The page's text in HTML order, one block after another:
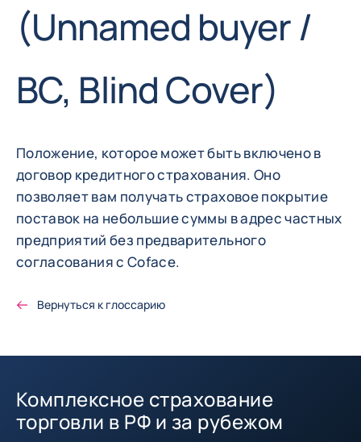
(Unnamed buyer /
BC, Blind Cover)
Положение, которое может быть включено в
договор кредитного страхования. Оно
позволяет вам получать страховое покрытие
поставок на небольшие суммы в адрес частных
предприятий без предварительного
согласования с Coface.
Вернуться к глоссарию
Комплексное страхование
торговли в РФ и за рубежом